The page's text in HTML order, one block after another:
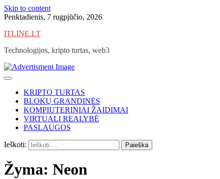
Skip to content
Penktadienis, 7 rugpjūčio, 2026
ITLINE.LT
Technologijos, kripto turtas, web3
KRIPTO TURTAS
BLOKŲ GRANDINĖS
KOMPIUTERINIAI ŽAIDIMAI
VIRTUALI REALYBĖ
PASLAUGOS
Ieškoti:
Žyma: Neon